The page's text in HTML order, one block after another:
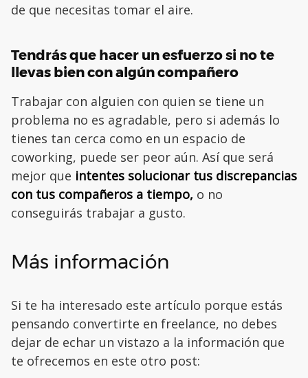
de que necesitas tomar el aire.
Tendrás que hacer un esfuerzo si no te
llevas bien con algún compañero
Trabajar con alguien con quien se tiene un
problema no es agradable, pero si además lo
tienes tan cerca como en un espacio de
coworking, puede ser peor aún. Así que será
mejor que intentes solucionar tus discrepancias
con tus compañeros a tiempo, o no
conseguirás trabajar a gusto.
Más información
Si te ha interesado este artículo porque estás
pensando convertirte en freelance, no debes
dejar de echar un vistazo a la información que
te ofrecemos en este otro post: